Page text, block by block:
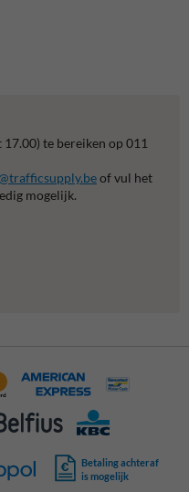
te bereiken op 011
of vul het
mogelijk.
Betaling achteraf
is mogelijk